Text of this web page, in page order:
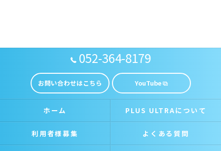
052-364-8179
お問い合わせはこちら YouTube
ホーム PLUS ULTRAについて
利用者様募集 よくある質問